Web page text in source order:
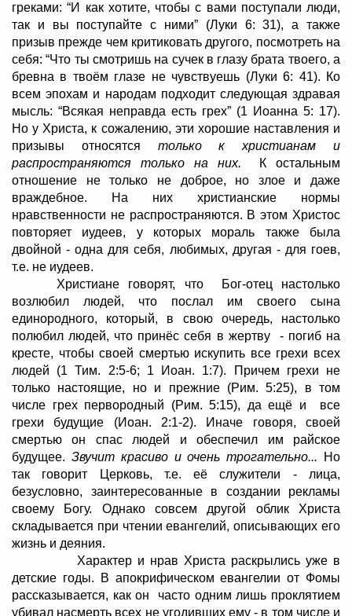
греками: “И как хотите, чтобы с вами поступали люди,
так и вы поступайте с ними” (Луки 6: 31), а также
призыв прежде чем критиковать другого, посмотреть на
себя: “Что ты смотришь на сучек в глазу брата твоего, а
бревна в твоём глазе не чувствуешь (Луки 6: 41). Ко
всем эпохам и народам подходит следующая здравая
мысль: “Всякая неправда есть грех” (1 Иоанна 5: 17).
Но у Христа, к сожалению, эти хорошие наставления и
призывы относятся только к христианам и
распространяются только на них.
К остальным
отношение не только не доброе, но злое и даже
враждебное. На них христианские нормы
нравственности не распространяются. В этом Христос
повторяет иудеев, у которых мораль также была
двойной - одна для себя, любимых, другая - для гоев,
т.е. не иудеев.
Христиане говорят, что Бог-отец настолько
возлюбил людей, что послал им своего сына
единородного, который, в свою очередь, настолько
полюбил людей, что принёс себя в жертву - погиб на
кресте, чтобы своей смертью искупить все грехи всех
людей (1 Тим. 2:5-6; 1 Иоан. 1:7). Причем грехи не
только настоящие, но и прежние (Рим. 5:25), в том
числе грех первородный (Рим. 5:15), да ещё и все
грехи будущие (Иоан. 2:1-2). Иначе говоря, своей
смертью он спас людей и обеспечил им райское
будущее. Звучит красиво и очень трогательно... Но
так говорит Церковь, т.е. её служители - лица,
безусловно, заинтересованные в создании рекламы
своему Богу. Однако совсем другой облик Христа
складывается при чтении евангелий, описывающих его
жизнь и деяния.
Характер и нрав Христа раскрылись уже в
детские годы. В апокрифическом евангелии от Фомы
рассказывается, как он часто одним лишь проклятием
убивал насмерть всех не угодивших ему - в том числе и